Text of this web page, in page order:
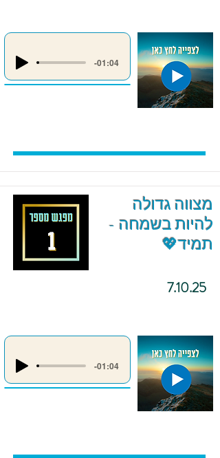
-01:04
מצווה גדולה
להיות בשמחה -
תמיד💖
7.10.25
-01:04